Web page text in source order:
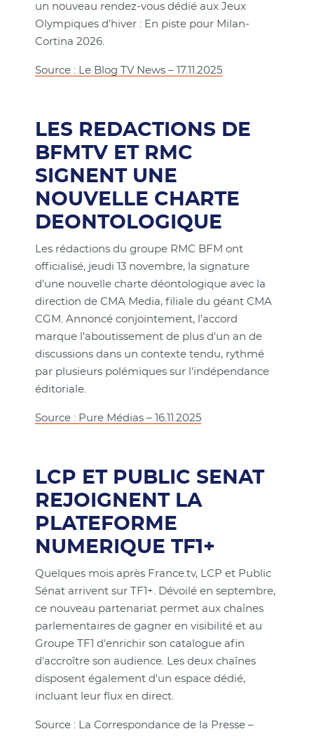
un nouveau rendez-vous dédié aux Jeux
Olympiques d’hiver : En piste pour Milan-
Cortina 2026.
Source : Le Blog TV News – 17.11.2025
LES REDACTIONS DE
BFMTV ET RMC
SIGNENT UNE
NOUVELLE CHARTE
DEONTOLOGIQUE
Les rédactions du groupe RMC BFM ont
officialisé, jeudi 13 novembre, la signature
d'une nouvelle charte déontologique avec la
direction de CMA Media, filiale du géant CMA
CGM. Annoncé conjointement, l'accord
marque l'aboutissement de plus d'un an de
discussions dans un contexte tendu, rythmé
par plusieurs polémiques sur l'indépendance
éditoriale.
Source : Pure Médias – 16.11.2025
LCP ET PUBLIC SENAT
REJOIGNENT LA
PLATEFORME
NUMERIQUE TF1+
Quelques mois après France.tv, LCP et Public
Sénat arrivent sur TF1+. Dévoilé en septembre,
ce nouveau partenariat permet aux chaînes
parlementaires de gagner en visibilité et au
Groupe TF1 d'enrichir son catalogue afin
d'accroître son audience. Les deux chaînes
disposent également d'un espace dédié,
incluant leur flux en direct.
Source : La Correspondance de la Presse –